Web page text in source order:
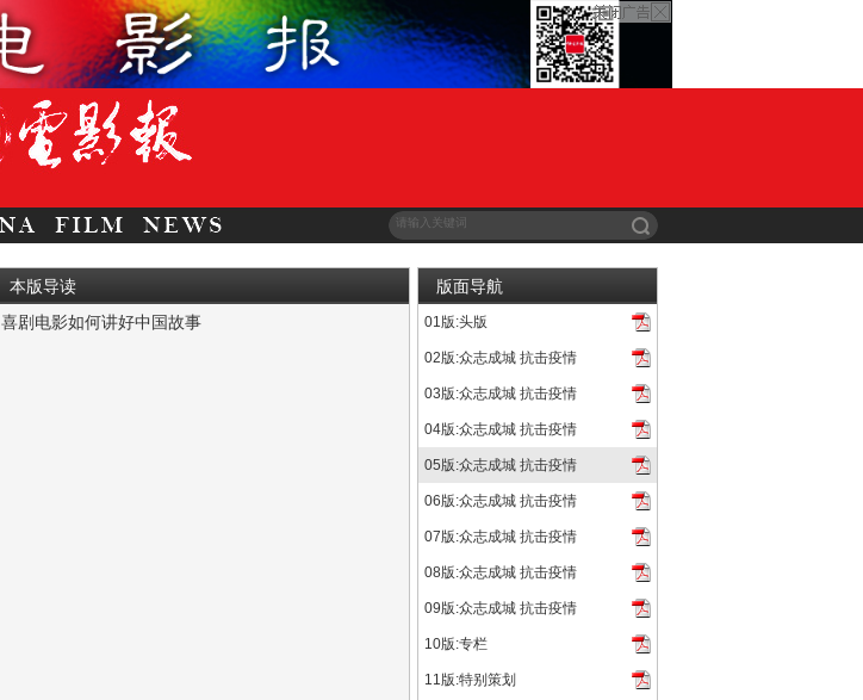
本版导读
喜剧电影如何讲好中国故事
（上接第4版）◎市场突围2006年宁浩的《疯狂的石头》上映之前，市场对其预期并不高，没有人相信一个新...
版面导航
01版:头版
02版:众志成城 抗击疫情
03版:众志成城 抗击疫情
04版:众志成城 抗击疫情
05版:众志成城 抗击疫情
06版:众志成城 抗击疫情
07版:众志成城 抗击疫情
08版:众志成城 抗击疫情
09版:众志成城 抗击疫情
10版:专栏
11版:特别策划